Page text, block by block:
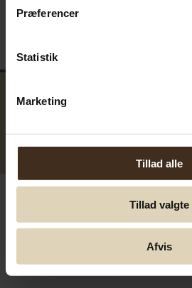
Præferencer
Statistik
Marketing
Tillad alle
Tillad valgte
Afvis
© Greentools.dk 2017. Alla